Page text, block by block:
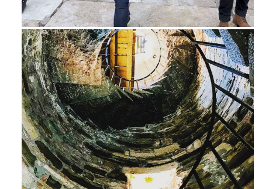
Feb 16